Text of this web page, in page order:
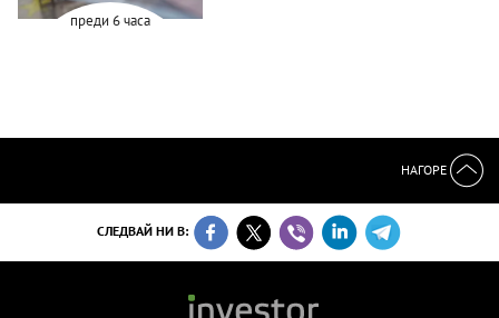
преди 6 часа
НАГОРЕ
СЛЕДВАЙ НИ В: